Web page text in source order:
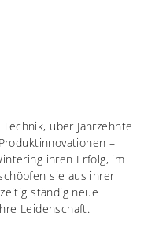
über Jahrzehnte
–
ihren Erfolg, im
sie aus ihrer
ständig neue
Leidenschaft.